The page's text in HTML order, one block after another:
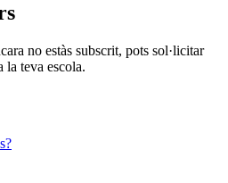
no estàs subscrit, pots sol·licitar
la teva escola.